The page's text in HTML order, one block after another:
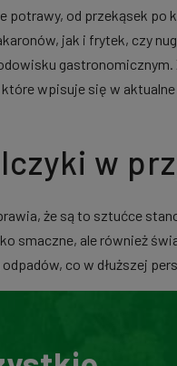
od przekąsek
jak i frytek, czy
wpisuje się w
w
że są to sztućce
smaczne, ale również
co w dłuższej